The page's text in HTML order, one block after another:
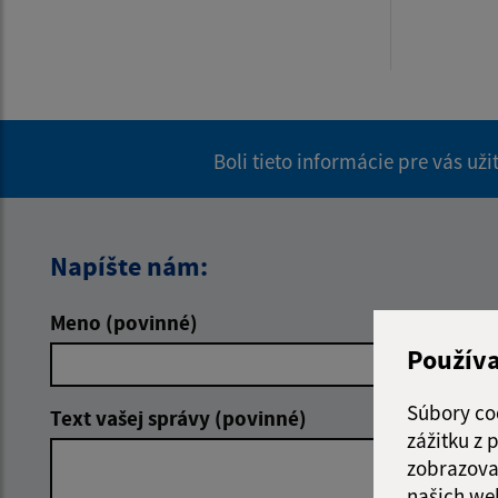
Súbory
zážitku z
Boli tieto informácie pre vás
Napíšte nám:
Meno (povinné)
Text vašej správy (povinné)